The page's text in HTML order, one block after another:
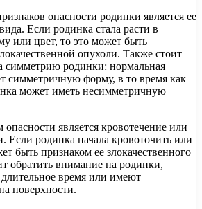
опасности родинки является ее
Если родинка стала расти в
или цвет, то это может быть
опухоли. Также стоит
симметрию родинки: нормальная
симметричную форму, в то время как
может иметь несимметричную
является кровотечение или
Если родинка начала кровоточить или
быть признаком ее злокачественного
обратить внимание на родинки,
время или имеют
поверхности.